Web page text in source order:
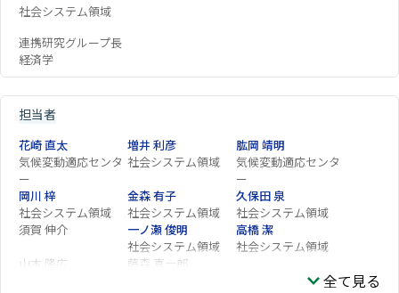
社会システム領域
連携研究グループ長
経済学
担当者
花崎 直太
気候変動適応センタ
ー
増井 利彦
社会システム領域
肱岡 靖明
気候変動適応センタ
ー
岡川 梓
社会システム領域
金森 有子
社会システム領域
久保田 泉
社会システム領域
須賀 伸介
一ノ瀬 俊明
社会システム領域
高橋 潔
社会システム領域
山本 隆広
藤森 真一郎
全て見る